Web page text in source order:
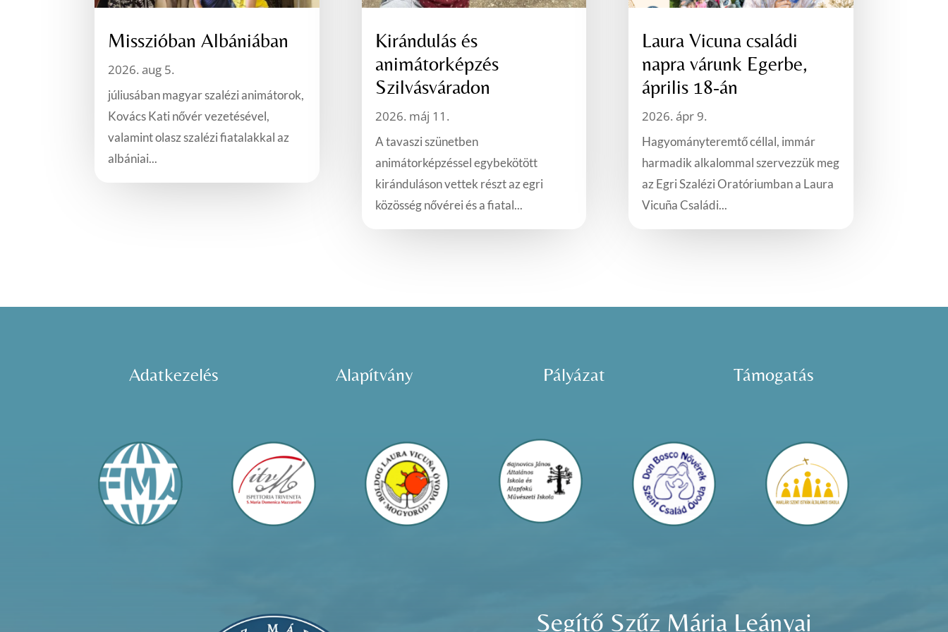
Misszióban Albániában
2026. aug 5.
júliusában magyar szalézi animátorok,
Kovács Kati nővér vezetésével,
valamint olasz szalézi fiatalakkal az
albániai...
Kirándulás és
animátorképzés
Szilvásváradon
2026. máj 11.
A tavaszi szünetben
animátorképzéssel egybekötött
kiránduláson vettek részt az egri
közösség nővérei és a fiatal...
Laura Vicuna családi
napra várunk Egerbe,
április 18-án
2026. ápr 9.
Hagyományteremtő céllal, immár
harmadik alkalommal szervezzük meg
az Egri Szalézi Oratóriumban a Laura
Vicuña Családi...
Adatkezelés Alapítvány Pályázat Támogatás
Segítő Szűz Mária Leányai